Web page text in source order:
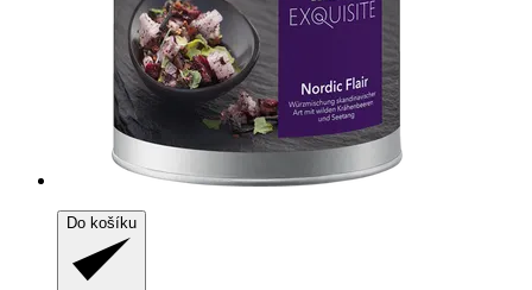
Do košíku